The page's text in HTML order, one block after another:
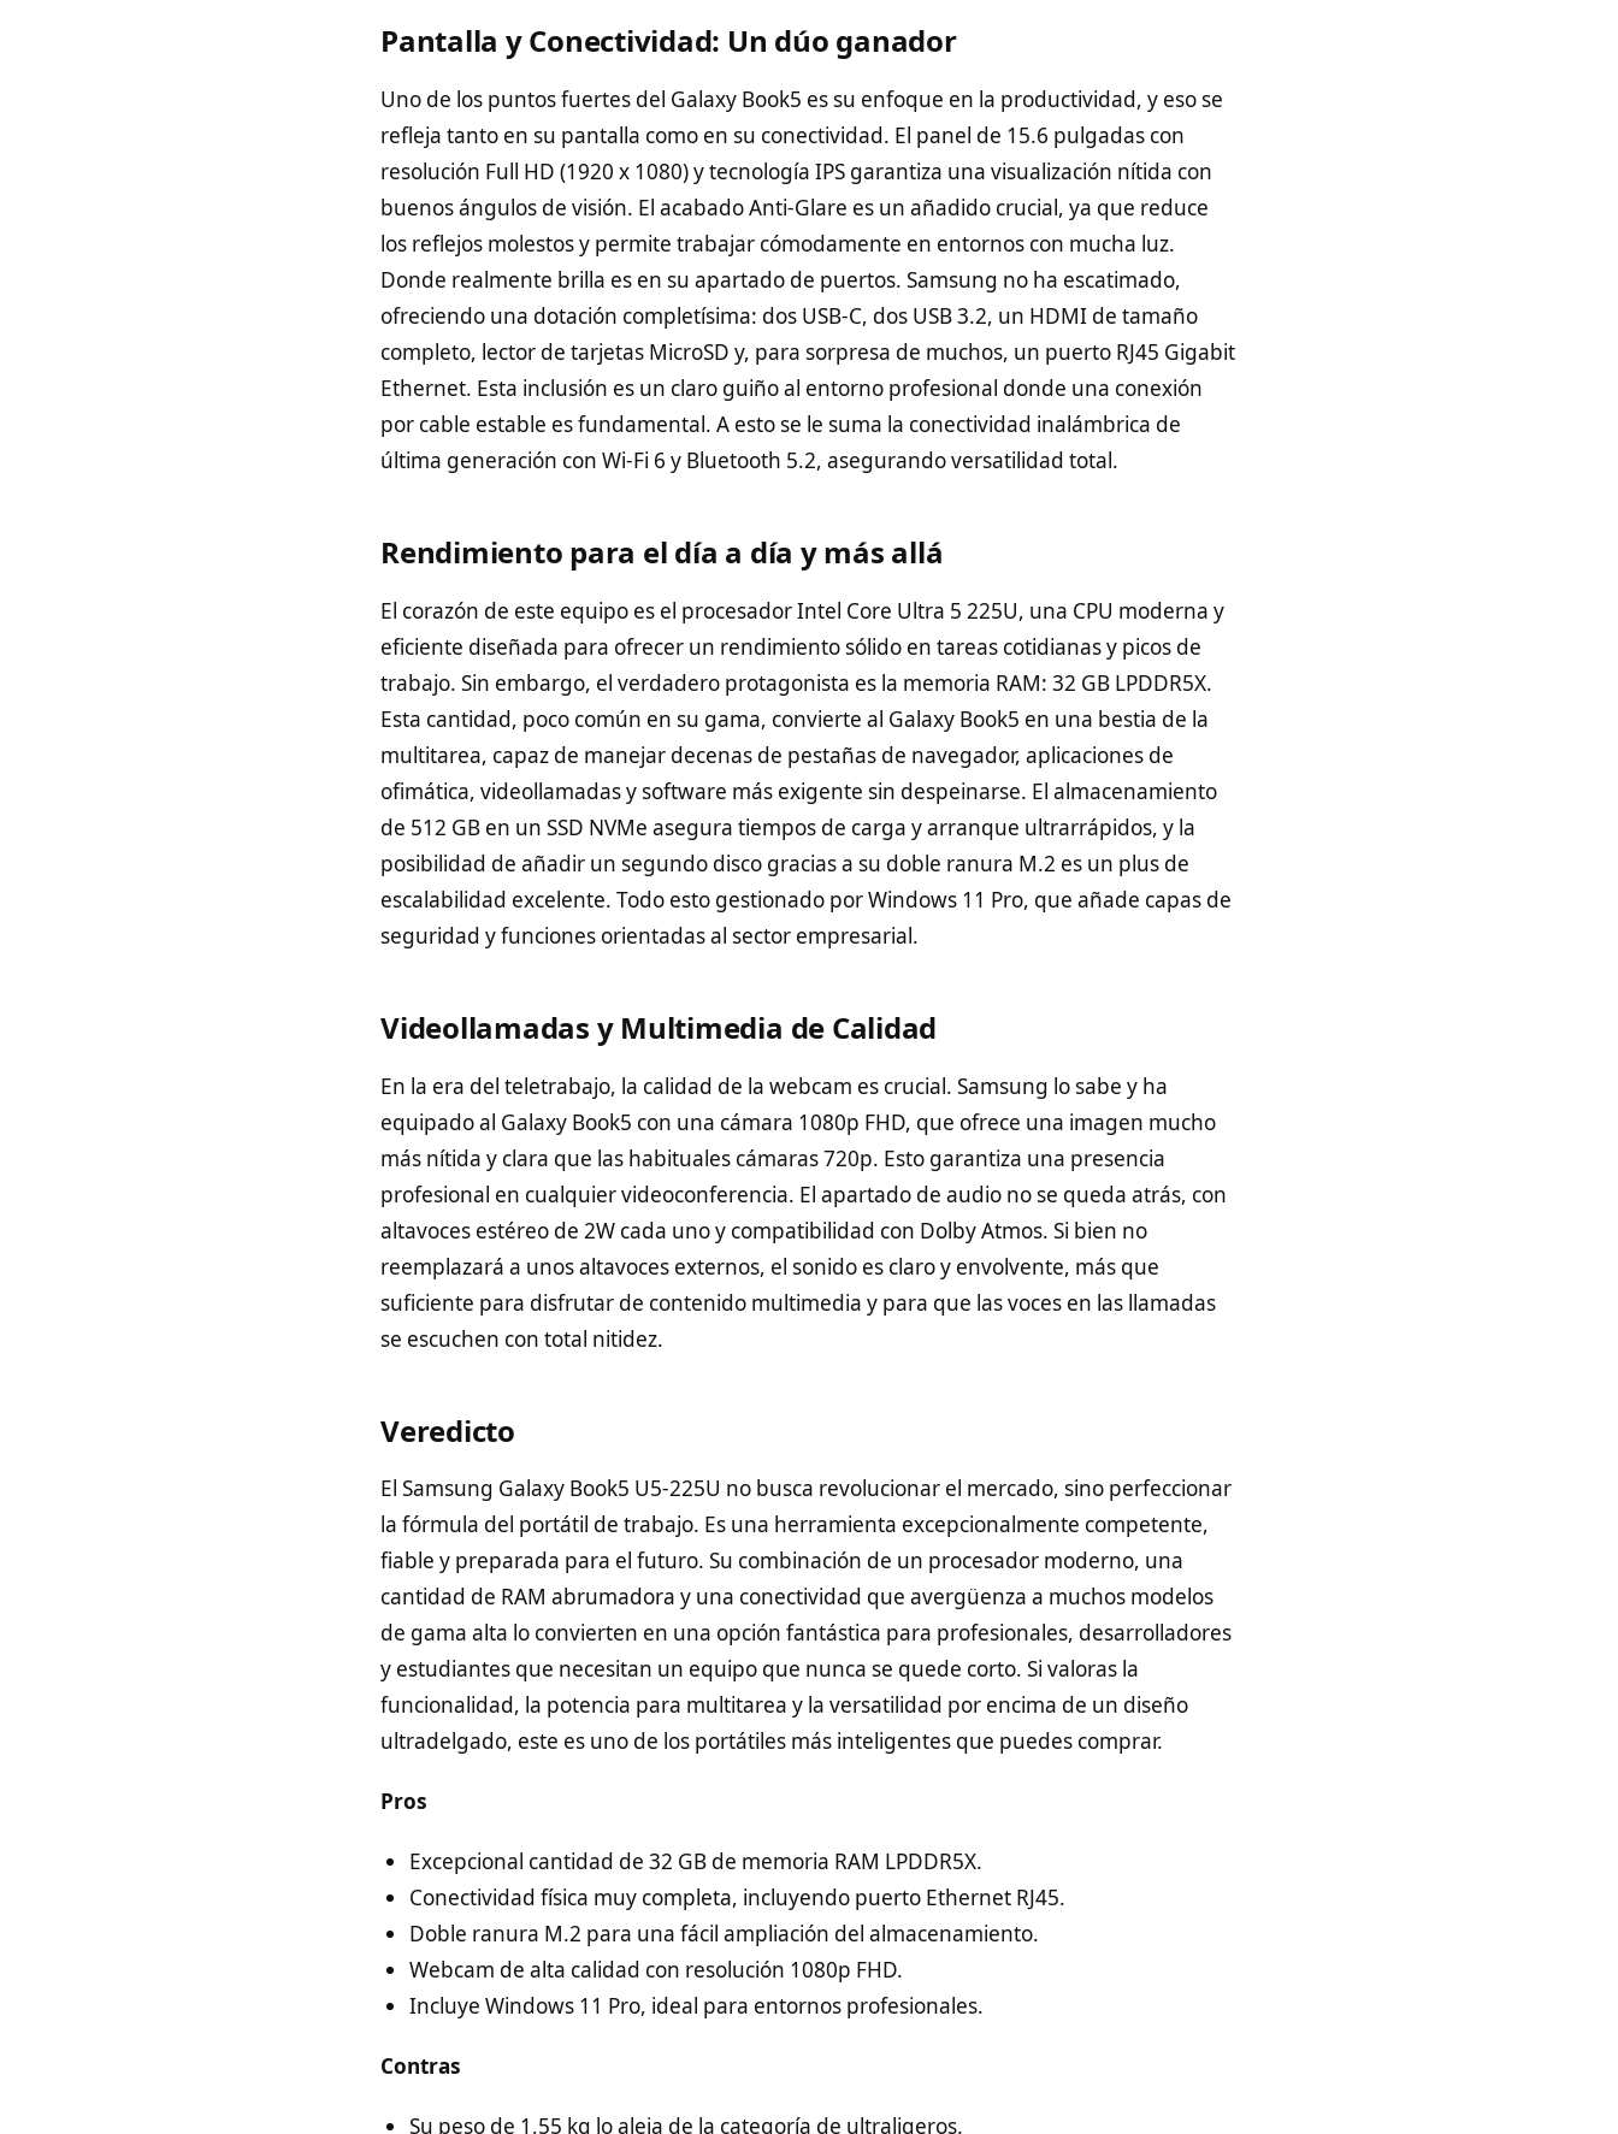
Pantalla y Conectividad: Un dúo ganador
Uno de los puntos fuertes del Galaxy Book5 es su enfoque en la productividad, y eso se
refleja tanto en su pantalla como en su conectividad. El panel de 15.6 pulgadas con
resolución Full HD (1920 x 1080) y tecnología IPS garantiza una visualización nítida con
buenos ángulos de visión. El acabado Anti-Glare es un añadido crucial, ya que reduce
los reflejos molestos y permite trabajar cómodamente en entornos con mucha luz.
Donde realmente brilla es en su apartado de puertos. Samsung no ha escatimado,
ofreciendo una dotación completísima: dos USB-C, dos USB 3.2, un HDMI de tamaño
completo, lector de tarjetas MicroSD y, para sorpresa de muchos, un puerto RJ45 Gigabit
Ethernet. Esta inclusión es un claro guiño al entorno profesional donde una conexión
por cable estable es fundamental. A esto se le suma la conectividad inalámbrica de
última generación con Wi-Fi 6 y Bluetooth 5.2, asegurando versatilidad total.
Rendimiento para el día a día y más allá
El corazón de este equipo es el procesador Intel Core Ultra 5 225U, una CPU moderna y
eficiente diseñada para ofrecer un rendimiento sólido en tareas cotidianas y picos de
trabajo. Sin embargo, el verdadero protagonista es la memoria RAM: 32 GB LPDDR5X.
Esta cantidad, poco común en su gama, convierte al Galaxy Book5 en una bestia de la
multitarea, capaz de manejar decenas de pestañas de navegador, aplicaciones de
ofimática, videollamadas y software más exigente sin despeinarse. El almacenamiento
de 512 GB en un SSD NVMe asegura tiempos de carga y arranque ultrarrápidos, y la
posibilidad de añadir un segundo disco gracias a su doble ranura M.2 es un plus de
escalabilidad excelente. Todo esto gestionado por Windows 11 Pro, que añade capas de
seguridad y funciones orientadas al sector empresarial.
Videollamadas y Multimedia de Calidad
En la era del teletrabajo, la calidad de la webcam es crucial. Samsung lo sabe y ha
equipado al Galaxy Book5 con una cámara 1080p FHD, que ofrece una imagen mucho
más nítida y clara que las habituales cámaras 720p. Esto garantiza una presencia
profesional en cualquier videoconferencia. El apartado de audio no se queda atrás, con
altavoces estéreo de 2W cada uno y compatibilidad con Dolby Atmos. Si bien no
reemplazará a unos altavoces externos, el sonido es claro y envolvente, más que
suficiente para disfrutar de contenido multimedia y para que las voces en las llamadas
se escuchen con total nitidez.
Veredicto
El Samsung Galaxy Book5 U5-225U no busca revolucionar el mercado, sino perfeccionar
la fórmula del portátil de trabajo. Es una herramienta excepcionalmente competente,
fiable y preparada para el futuro. Su combinación de un procesador moderno, una
cantidad de RAM abrumadora y una conectividad que avergüenza a muchos modelos
de gama alta lo convierten en una opción fantástica para profesionales, desarrolladores
y estudiantes que necesitan un equipo que nunca se quede corto. Si valoras la
funcionalidad, la potencia para multitarea y la versatilidad por encima de un diseño
ultradelgado, este es uno de los portátiles más inteligentes que puedes comprar.
Pros
Excepcional cantidad de 32 GB de memoria RAM LPDDR5X.
Conectividad física muy completa, incluyendo puerto Ethernet RJ45.
Doble ranura M.2 para una fácil ampliación del almacenamiento.
Webcam de alta calidad con resolución 1080p FHD.
Incluye Windows 11 Pro, ideal para entornos profesionales.
Contras
Su peso de 1,55 kg lo aleja de la categoría de ultraligeros.